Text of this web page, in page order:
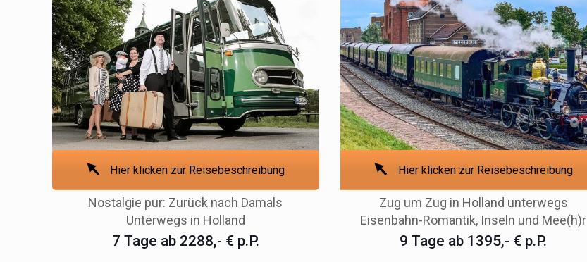
Hier klicken zur Reisebeschreibung
Nostalgie pur: Zurück nach Damals
Unterwegs in Holland
7 Tage ab 2288,- € p.P.
Hier klicken zur Reisebeschreibung
Zug um Zug in Holland unterwegs
Eisenbahn-Romantik, Inseln und Mee(h)r
9 Tage ab 1395,- € p.P.